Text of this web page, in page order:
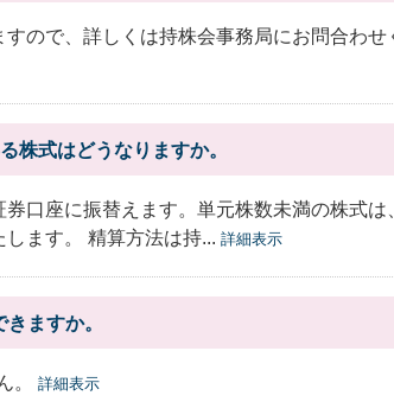
ので、詳しくは持株会事務局にお問合わせ
株式はどうなりますか。
口座に振替えます。単元株数未満の株式は、
ます。 精算方法は持... 詳細表示
ますか。
。 詳細表示